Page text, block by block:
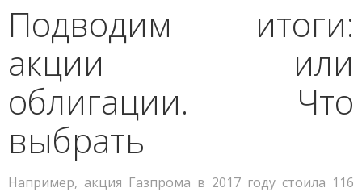
Подводим итоги:
акции или
облигации. Что
выбрать
Например, акция Газпрома в 2017 году стоила 116